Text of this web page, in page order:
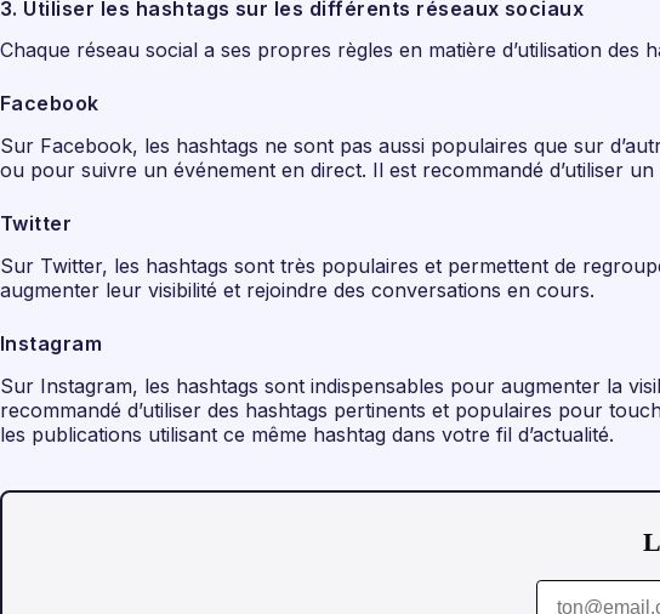
3. Utiliser les hashtags sur les différents réseaux sociaux
Chaque réseau social a ses propres règles en matière d’utilisation
Facebook
Sur Facebook, les hashtags ne sont pas aussi populaires que sur
ou pour suivre un événement en direct. Il est recommandé d’utiliser
Twitter
Sur Twitter, les hashtags sont très populaires et permettent de
augmenter leur visibilité et rejoindre des conversations en cours.
Instagram
Sur Instagram, les hashtags sont indispensables pour augmenter la
recommandé d’utiliser des hashtags pertinents et populaires pour
les publications utilisant ce même hashtag dans votre fil d’actualité.